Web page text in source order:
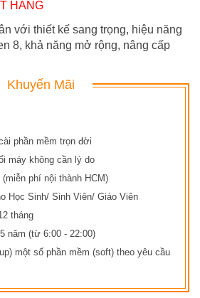
HÀNG
với thiết kế sang trọng, hiệu năng
8, khả năng mở rộng, nâng cấp
Khuyến Mãi
phần mềm trọn đời
máy không cần lý do
phí nội thành HCM)
Học Sinh/ Sinh Viên/ Giáo Viên
tháng
năm (từ 6:00 - 22:00)
một số phần mềm (soft) theo yêu cầu